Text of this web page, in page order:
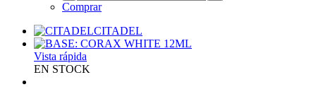
Comprar
CITADEL
Vista rápida
EN STOCK